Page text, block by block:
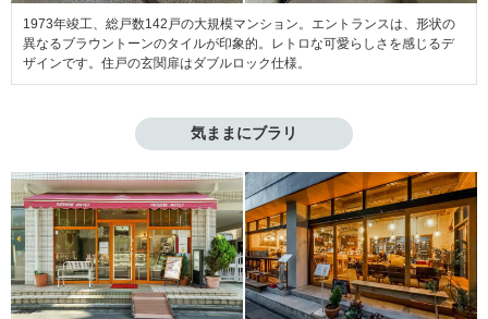
1973年竣工、総戸数142戸の大規模マンション。エントランスは、形状の
異なるブラウントーンのタイルが印象的。レトロな可愛らしさを感じるデ
ザインです。住戸の玄関扉はダブルロック仕様。
気ままにブラリ